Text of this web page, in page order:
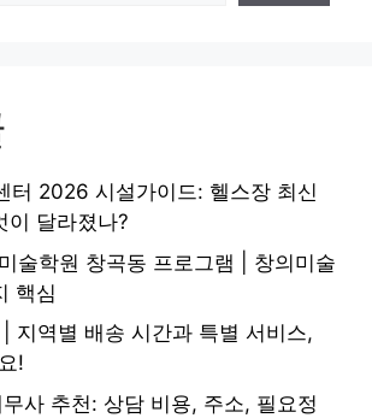
터 2026 시설가이드: 헬스장 최신
이 달라졌나?
술학원 창곡동 프로그램 | 창의미술
핵심
지역별 배송 시간과 특별 서비스,
!
사 추천: 상담 비용, 주소, 필요정